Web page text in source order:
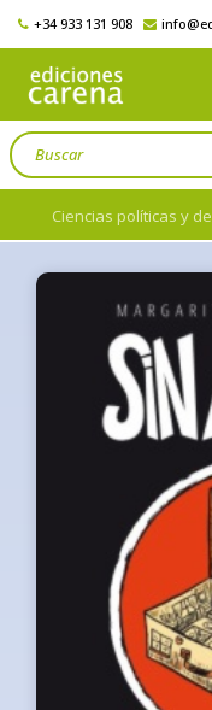
+34 933 131 908
Ciencias políticas y